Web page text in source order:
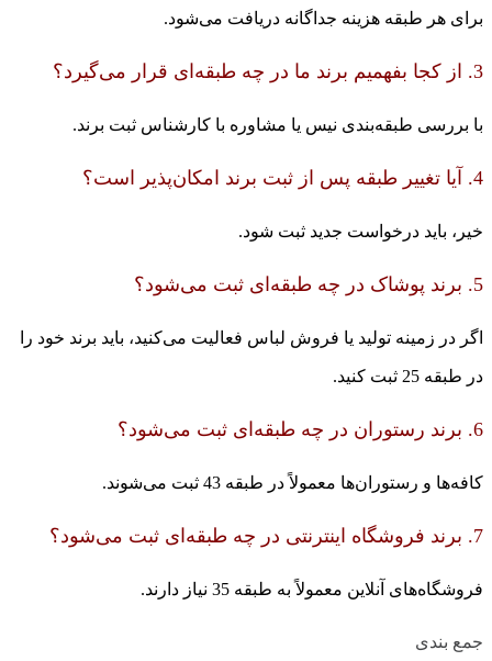
برای هر طبقه هزینه جداگانه دریافت می‌شود.
3. از کجا بفهمیم برند ما در چه طبقه‌ای قرار می‌گیرد؟
با بررسی طبقه‌بندی نیس یا مشاوره با کارشناس ثبت برند.
4. آیا تغییر طبقه پس از ثبت برند امکان‌پذیر است؟
خیر، باید درخواست جدید ثبت شود.
5. برند پوشاک در چه طبقه‌ای ثبت می‌شود؟
اگر در زمینه تولید یا فروش لباس فعالیت می‌کنید، باید برند خود را
در طبقه 25 ثبت کنید.
6. برند رستوران در چه طبقه‌ای ثبت می‌شود؟
کافه‌ها و رستوران‌ها معمولاً در طبقه 43 ثبت می‌شوند.
7. برند فروشگاه اینترنتی در چه طبقه‌ای ثبت می‌شود؟
فروشگاه‌های آنلاین معمولاً به طبقه 35 نیاز دارند.
جمع بندی